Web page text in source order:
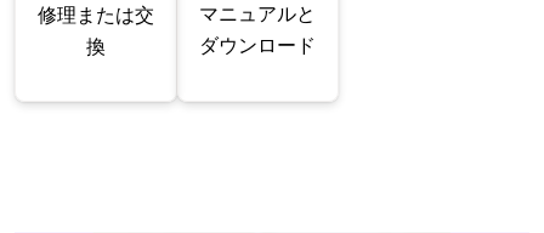
修理または交
換
マニュアルと
ダウンロード